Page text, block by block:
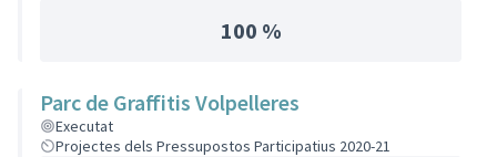
100 %
Parc de Graffitis Volpelleres
Executat
Projectes dels Pressupostos Participatius 2020-21